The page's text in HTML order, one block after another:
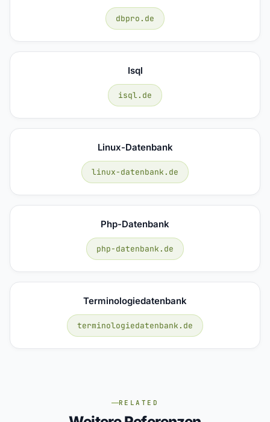
dbpro.de
Isql
isql.de
Linux-Datenbank
linux-datenbank.de
Php-Datenbank
php-datenbank.de
Terminologiedatenbank
terminologiedatenbank.de
RELATED